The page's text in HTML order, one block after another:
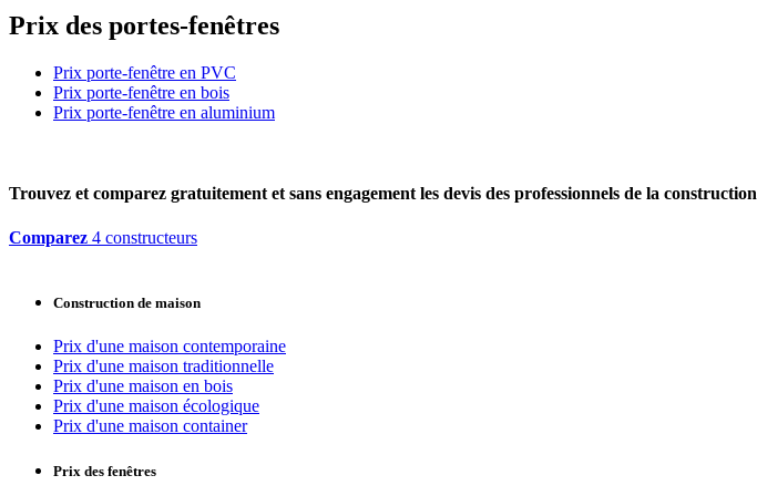
Prix des portes-fenêtres
Prix porte-fenêtre en PVC
Prix porte-fenêtre en bois
Prix porte-fenêtre en aluminium
Trouvez et comparez gratuitement et sans engagement les devis des professionnels de la construction
Comparez 4 constructeurs
Construction de maison
Prix d'une maison contemporaine
Prix d'une maison traditionnelle
Prix d'une maison en bois
Prix d'une maison écologique
Prix d'une maison container
Prix des fenêtres